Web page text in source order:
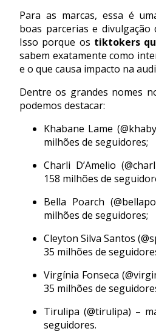
Para as marcas, essa é
boas parcerias e divulgação
Isso porque os tiktokers
sabem exatamente como
e o que causa impacto na
Dentre os grandes nomes
podemos destacar:
Khabane Lame
milhões de seguidores;
Charli D’Amelio
158 milhões de
Bella Poarch
milhões de seguidores;
Cleyton Silva Santos
35 milhões de
Virgínia Fonseca
35 milhões de
Tirulipa (@tirulipa) –
seguidores.